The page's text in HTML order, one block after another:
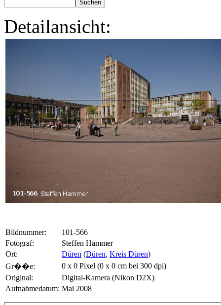
Detailansicht:
Bildnummer:
101-566
Fotograf:
Steffen Hammer
Ort:
Düren (Düren, Kreis Düren)
Gr��e:
0 x 0 Pixel (0 x 0 cm bei 300 dpi)
Original:
Digital-Kamera (Nikon D2X)
Aufnahmedatum: Mai 2008